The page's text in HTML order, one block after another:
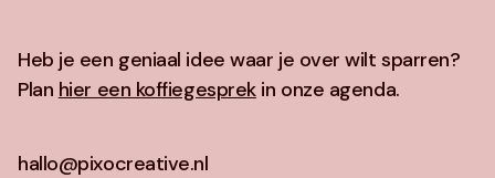
Heb je een geniaal idee waar je over wilt sparren?
Plan hier een koffiegesprekin onze agenda.
hallo@pixocreative.nl